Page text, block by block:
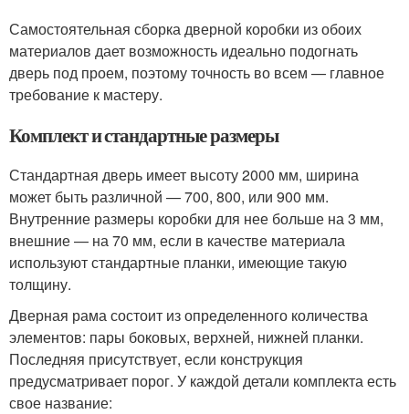
Самостоятельная сборка дверной коробки из обоих
материалов дает возможность идеально подогнать
дверь под проем, поэтому точность во всем — главное
требование к мастеру.
Комплект и стандартные размеры
Стандартная дверь имеет высоту 2000 мм, ширина
может быть различной — 700, 800, или 900 мм.
Внутренние размеры коробки для нее больше на 3 мм,
внешние — на 70 мм, если в качестве материала
используют стандартные планки, имеющие такую
толщину.
Дверная рама состоит из определенного количества
элементов: пары боковых, верхней, нижней планки.
Последняя присутствует, если конструкция
предусматривает порог. У каждой детали комплекта есть
свое название: